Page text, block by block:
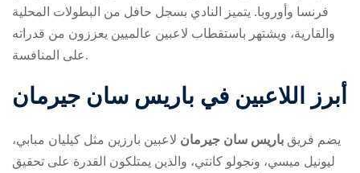
فرنسا وأوروبا. يتميز النادي بسجل حافل من البطولات المحلية
والقارية، ويشتهر باستقطاب لاعبين عالميين يعززون من قدراته
على المنافسة.
أبرز اللاعبين في باريس سان جيرمان
يضم فريق باريس سان جيرمان لاعبين بارزين مثل كيليان مبابي،
ليونيل ميسي، ونجولو كانتي، والذين يمتلكون القدرة على تحقيق